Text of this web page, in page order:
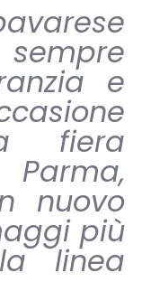
e
fiera
nuovo
più
linea